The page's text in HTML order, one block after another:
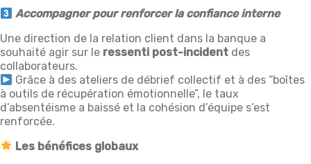
Accompagner pour renforcer la confiance interne
Une direction de la relation client dans la banque a
souhaité agir sur le ressenti post-incident des
collaborateurs.
Grâce à des ateliers de débrief collectif et à des “boîtes
à outils de récupération émotionnelle”, le taux
d’absentéisme a baissé et la cohésion d’équipe s’est
renforcée.
Les bénéfices globaux